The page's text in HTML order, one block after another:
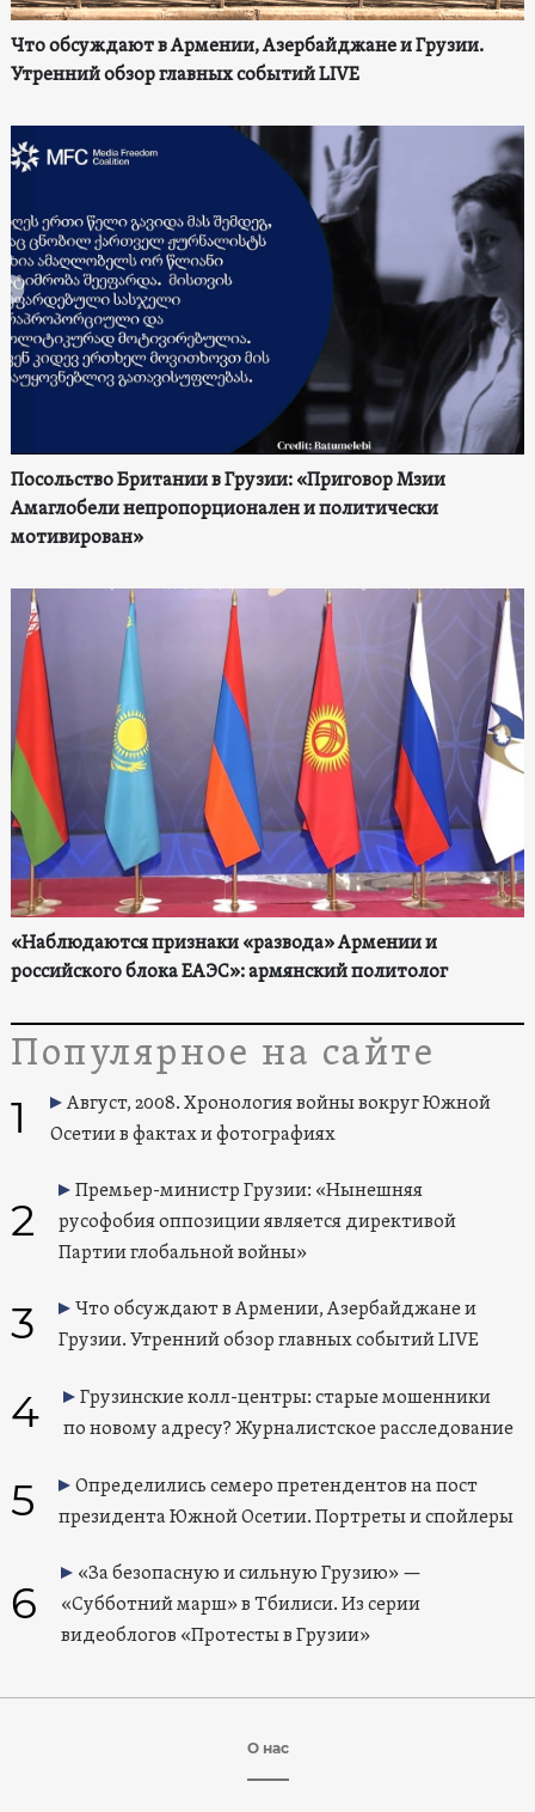
Что обсуждают в Армении, Азербайджане и Грузии.
Утренний обзор главных событий LIVE
Посольство Британии в Грузии: «Приговор Мзии
Амаглобели непропорционален и политически
мотивирован»
«Наблюдаются признаки «развода» Армении и
российского блока ЕАЭС»: армянский политолог
Популярное на сайте
1
Август, 2008. Хронология войны вокруг Южной
Осетии в фактах и фотографиях
2
Премьер-министр Грузии: «Нынешняя
русофобия оппозиции является директивой
Партии глобальной войны»
3
Что обсуждают в Армении, Азербайджане и
Грузии. Утренний обзор главных событий LIVE
4
Грузинские колл-центры: старые мошенники
по новому адресу? Журналистское расследование
5
Определились семеро претендентов на пост
президента Южной Осетии. Портреты и спойлеры
6
«За безопасную и сильную Грузию» —
«Субботний марш» в Тбилиси. Из серии
видеоблогов «Протесты в Грузии»
О нас